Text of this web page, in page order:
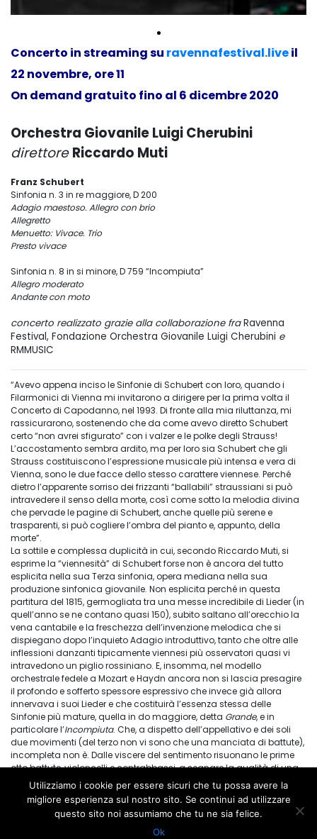
Concerto in streaming su ravennafestival.liveil
22 novembre, ore 11
On demand gratuito fino al 6 dicembre 2020
Orchestra Giovanile Luigi Cherubini
direttoreRiccardo Muti
Franz Schubert
Sinfonia n. 3 in re maggiore, D 200
Adagio maestoso. Allegro con brio
Allegretto
Menuetto: Vivace. Trio
Presto vivace
Sinfonia n. 8 in si minore, D 759 “Incompiuta”
Allegro moderato
Andante con moto
concerto realizzato grazie alla collaborazione fraRavenna
Festival, Fondazione Orchestra Giovanile Luigi Cherubini e
RMMUSIC
“Avevo appena inciso le Sinfonie di Schubert con loro, quando i
Filarmonici di Vienna mi invitarono a dirigere per la prima volta il
Concerto di Capodanno, nel 1993. Di fronte alla mia riluttanza, mi
rassicurarono, sostenendo che da come avevo diretto Schubert
certo “non avrei sfigurato” con i valzer e le polke degli Strauss!
L’accostamento sembra ardito, ma per loro sia Schubert che gli
Strauss costituiscono l’espressione musicale più intensa e vera di
Vienna, sono le due facce dello stesso carattere viennese. Perché
dietro l’apparente sorriso dei frizzanti “ballabili” straussiani si può
intravedere il senso della morte, così come sotto la melodia divina
che pervade le pagine di Schubert, anche quelle più serene e
trasparenti, si può cogliere l’ombra del pianto e, appunto, della
morte”.
La sottile e complessa duplicità in cui, secondo Riccardo Muti, si
esprime la “viennesità” di Schubert forse non è ancora del tutto
esplicita nella sua Terza sinfonia, opera mediana nella sua
produzione sinfonica giovanile. Non esplicita perché in questa
partitura del 1815, germogliata tra una messe incredibile di Lieder (in
quell’anno se ne contano quasi 150), subito saltano all’orecchio la
vena cantabile e la freschezza dell’invenzione melodica che si
dispiegano dopo l’inquieto Adagio introduttivo, tanto che oltre alle
inflessioni danzanti tipicamente viennesi più osservatori quasi vi
intravedono un piglio rossiniano. E, insomma, nel modello
orchestrale fedele a Mozart e Haydn ancora non si lascia presagire
il profondo e sofferto spessore espressivo che invece già allora
innervava i suoi Lieder e che costituirà l’essenza stessa delle
Sinfonie più mature, quella in do maggiore, detta Grande, e in
particolare l’Incompiuta. Che, a dispetto dell’appellativo e dei soli
due movimenti (del terzo non vi sono che una manciata di battute),
incompleta non è. Dalle viscere del sentimento risuonano le prime
otto battute, violoncelli e contrabbassi, a segnare la qualità di una
scrittura del tutto nuova, nel trattamento tematico come nel tessuto
armonico e nelle sfumature timbriche: uno sguardo verso territori
inesplorati, oltre i quali non ci si può che fermare.
Una curiosità: mai eseguite durante la vita del compositore, queste
due sinfonie intrecciano i loro destini quando, nel 1865 a Vienna,
Utilizziamo i cookie per essere sicuri che tu possa avere la
migliore esperienza sul nostro sito. Se continui ad utilizzare
questo sito noi assumiamo che tu ne sia felice.
Ok